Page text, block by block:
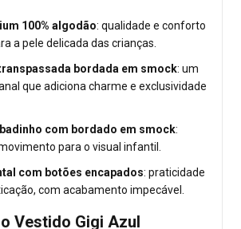
100% algodão: qualidade e conforto
a pele delicada das crianças.
bordada em smock: um
que adiciona charme e exclusividade
com bordado em smock:
para o visual infantil.
com botões encapados: praticidade
com acabamento impecável.
Vestido Gigi Azul